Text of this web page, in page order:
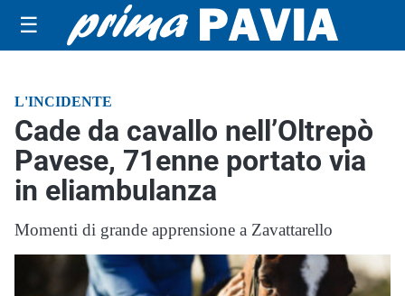
☰
L'INCIDENTE
Cade da cavallo nell’Oltrepò
Pavese, 71enne portato via
in eliambulanza
Momenti di grande apprensione a Zavattarello